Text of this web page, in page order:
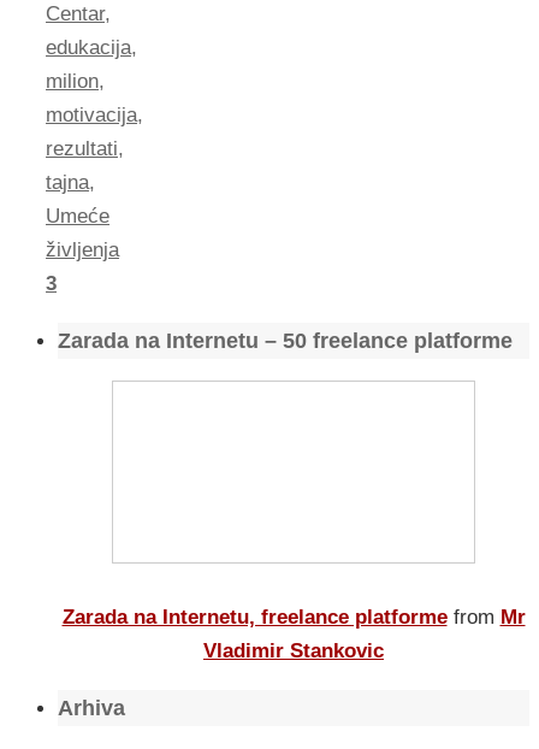
Centar,
edukacija,
milion,
motivacija,
rezultati,
tajna,
Umeće
življenja
3
Zarada na Internetu – 50 freelance platforme
Zarada na Internetu, freelance platforme from Mr
Vladimir Stankovic
Arhiva